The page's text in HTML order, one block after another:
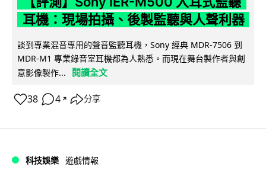
耳機：現場拍攝、後製監聽與人聲利器
談到專業混音專用的聲音監聽耳機，Sony 經典 MDR-7506 到
MDR-M1 專業錄音室耳機都為人熟悉。而現在舞台製作者與創
意影像製作...
閱讀全文
38 4 ↗ 分享
科技娛樂 遊戲情報